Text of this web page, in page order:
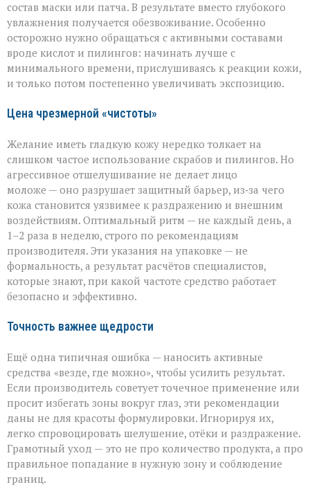
состав маски или патча. В результате вместо глубокого
увлажнения получается обезвоживание. Особенно
осторожно нужно обращаться с активными составами
вроде кислот и пилингов: начинать лучше с
минимального времени, прислушиваясь к реакции кожи,
и только потом постепенно увеличивать экспозицию.
Цена чрезмерной «чистоты»
Желание иметь гладкую кожу нередко толкает на
слишком частое использование скрабов и пилингов. Но
агрессивное отшелушивание не делает лицо
моложе — оно разрушает защитный барьер, из‑за чего
кожа становится уязвимее к раздражению и внешним
воздействиям. Оптимальный ритм — не каждый день, а
1–2 раза в неделю, строго по рекомендациям
производителя. Эти указания на упаковке — не
формальность, а результат расчётов специалистов,
которые знают, при какой частоте средство работает
безопасно и эффективно.
Точность важнее щедрости
Ещё одна типичная ошибка — наносить активные
средства «везде, где можно», чтобы усилить результат.
Если производитель советует точечное применение или
просит избегать зоны вокруг глаз, эти рекомендации
даны не для красоты формулировки. Игнорируя их,
легко спровоцировать шелушение, отёки и раздражение.
Грамотный уход — это не про количество продукта, а про
правильное попадание в нужную зону и соблюдение
границ.